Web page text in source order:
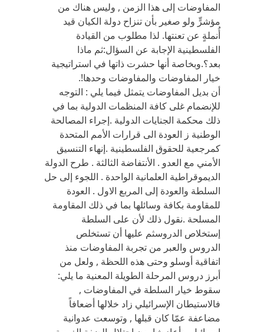
المفاوضات إلى هذا الزمن , وليس هناك من
مؤشرٍّ ولو صغير بأن تنزاح دولة الكيان قيد
أُنملةٍ عن تعنتها. لذا مطلوب من القيادة
الفلسطينية الإجابة عن السؤال:ثم ماذا
بعد؟.وبخاصة أنها حشرت ذاتها في استراتيجية
خيار المفاوضات والمفاوضات وحدها!.
أن بديل المفاوضات يتمثل فيما يلي : التوجه
للإنضمام غلى كافة المنظمات الدولية بما في
ذلك محكمة الجنايات الدولية .إجراء المصالحة
الوطنية ز العودة الى قرارات الأمم المتحدة
كمرجعية للحقوق الفلسطينية .إنهاء التنسيق
الأمني مع العدو . الأنتفاضة الثالثة . طرح الدولة
الديموقراطية العلمانية الواحدة . اللجوء إلى حل
السلطة والعودة إلى المربع الاول . العودة
للمقاومة بكافة وسائلها بما في ذلك المقاومة
المسلحة .نقول ذلك لأن على السلطة
إستخلاص الدروسثم عليها أن تستخلص
الدروس والعبر من تجربة المفاوضات منذ
اتفاقية أوسلو وحتى هذه اللحظة , ولعل من
أبرز دروس المرحلة الطويلة المعنية ما يلي:
سقوط خيار السلطة في المفاوضات ,
فالاستيطان الإسرائيلي زاد خلالها أضعافاً
مضاعفة عمّا كان قبلها , وتوسعت عدوانية